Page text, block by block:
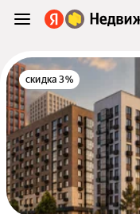
скидка 3%